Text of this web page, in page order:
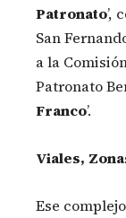
Patronato’,
San
a la
Patronato
Franco’.
Viales,
Ese